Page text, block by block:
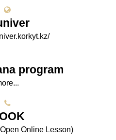
program
Online Lesson)